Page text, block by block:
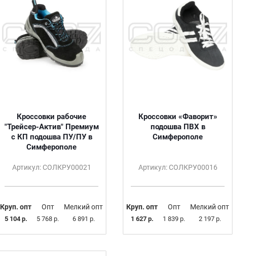
Кроссовки рабочие
"Трейсер-Актив" Премиум
с КП подошва ПУ/ПУ в
Симферополе
Артикул: СОЛКРУ00021
Круп. опт
5 104 р.
Опт
5 768 р.
Мелкий опт
6 891 р.
Кроссовки «Фаворит»
подошва ПВХ в
Симферополе
Артикул: СОЛКРУ00016
Круп. опт
1 627 р.
Опт
1 839 р.
Мелкий опт
2 197 р.